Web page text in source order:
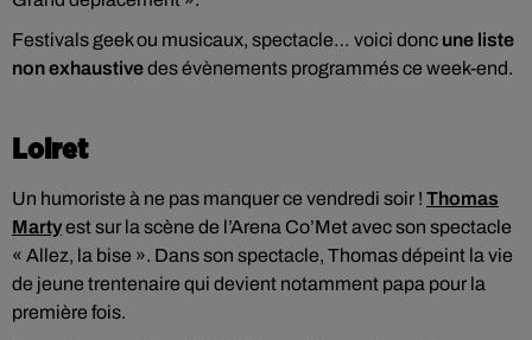
Festivals geek ou musicaux, spectacle… voici donc une liste
non exhaustivedes évènements programmés ce week-end.
Loiret
Un humoriste à ne pas manquer ce vendredi soir ! Thomas
Martyest sur la scène de l’Arena Co’Met avec son spectacle
« Allez, la bise ». Dans son spectacle, Thomas dépeint la vie
de jeune trentenaire qui devient notamment papa pour la
première fois.